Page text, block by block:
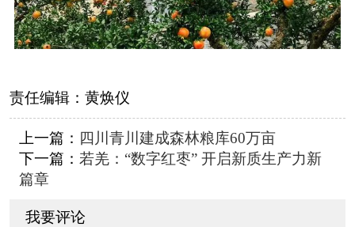
责任编辑： 黄焕仪
上一篇： 四川青川建成森林粮库60万亩
下一篇： 若羌：“数字红枣” 开启新质生产力新
篇章
我要评论